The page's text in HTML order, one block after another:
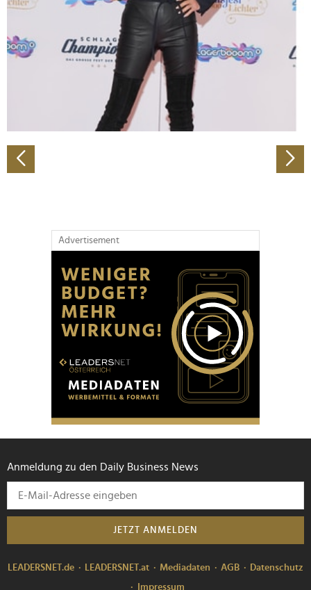
Wir verwenden Cookies, um Inhalte und Anzeigen zu
personalisieren, Funktionen für soziale Medien anbieten
zu können und die Zugriffe auf unsere Website zu
analysieren. Außerdem geben wir Informationen zu Ihrer
Verwendung unserer Website an unsere Partner für
soziale Medien, Werbung und Analysen weiter. Unsere
Partner führen diese Informationen möglicherweise mit
weiteren Daten zusammen, die Sie ihnen bereitgestellt
gesammelt haben.
Advertisement
Anmeldung zu den Daily Business News
JETZT ANMELDEN
LEADERSNET.de LEADERSNET.at Mediadaten AGB
Datenschutz
Impressum